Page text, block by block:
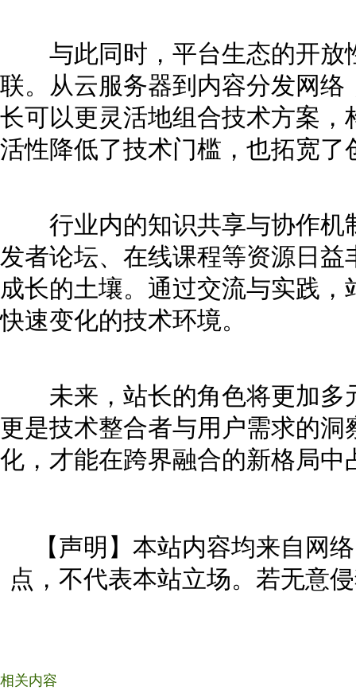
与此同时，平台生态的开放
联。从云服务器到内容分发网
长可以更灵活地组合技术方案
活性降低了技术门槛，也拓宽了
行业内的知识共享与协作机
发者论坛、在线课程等资源日
成长的土壤。通过交流与实践
快速变化的技术环境。
未来，站长的角色将更加多
更是技术整合者与用户需求的
化，才能在跨界融合的新格局
【声明】本站内容均来自网
点，不代表本站立场。若无意
相关内容